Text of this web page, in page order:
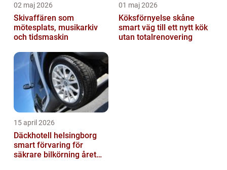
02 maj 2026
Skivaffären som
mötesplats, musikarkiv
och tidsmaskin
01 maj 2026
Köksförnyelse skåne
smart väg till ett nytt kök
utan totalrenovering
15 april 2026
Däckhotell helsingborg
smart förvaring för
säkrare bilkörning året